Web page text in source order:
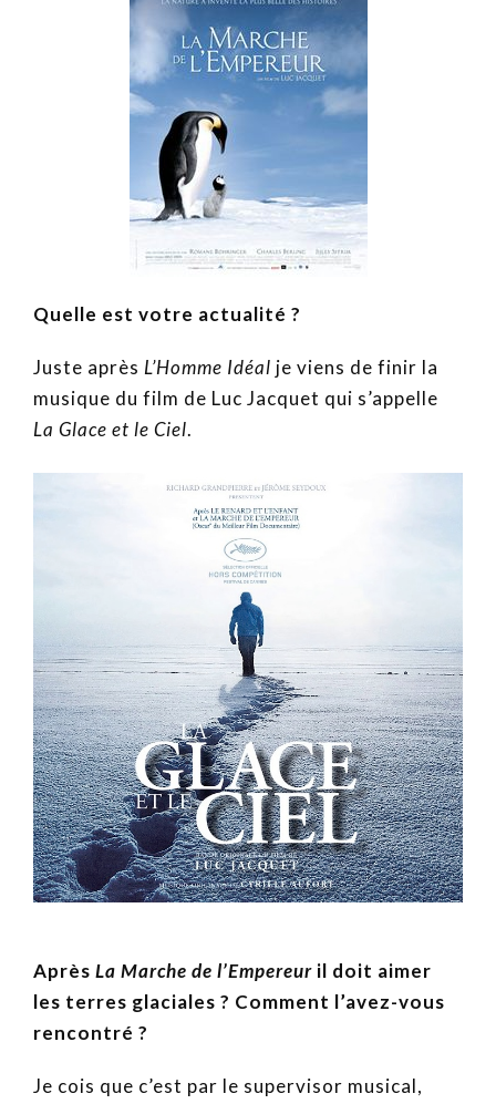
Quelle est votre actualité ?
Juste après L’Homme Idéal je viens de finir la
musique du film de Luc Jacquet qui s’appelle
La Glace et le Ciel.
Après La Marche de l’Empereur il doit aimer
les terres glaciales ? Comment l’avez-vous
rencontré ?
Je cois que c’est par le supervisor musical,